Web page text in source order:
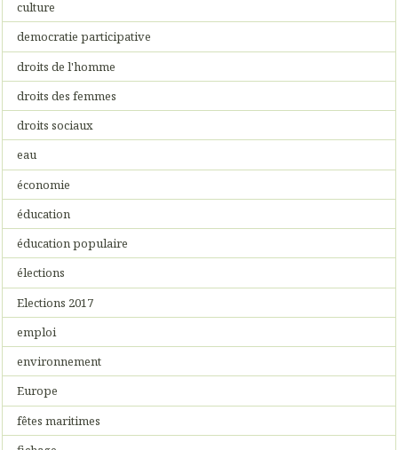
culture
democratie participative
droits de l'homme
droits des femmes
droits sociaux
eau
économie
éducation
éducation populaire
élections
Elections 2017
emploi
environnement
Europe
fêtes maritimes